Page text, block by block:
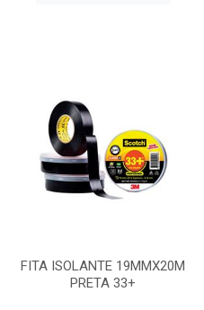
FITA ISOLANTE 19MMX20M
PRETA 33+